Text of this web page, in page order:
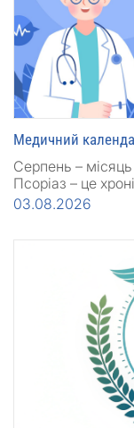
Медичний
Серпень – місяць
Псоріаз – це
03.08.2026